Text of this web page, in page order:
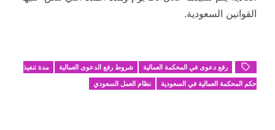
القوانين السعودية.
رفع دعوى في المحكمة العمالية شروط رفع الدعوى العمالية
مدة تنفيذ
حكم المحكمة العمالية في السعودية
نظام العمل السعودي